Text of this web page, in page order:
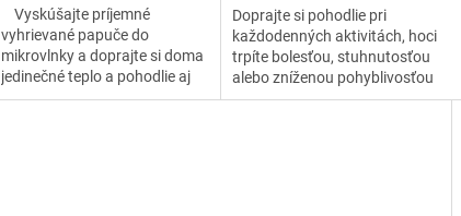
Vyskúšajte príjemné
vyhrievané papuče do
mikrovlnky a doprajte si doma
jedinečné teplo a pohodlie aj
počas chladnejších a zimných
Doprajte si pohodlie pri
každodenných aktivitách, hoci
trpíte bolesťou, stuhnutosťou
alebo zníženou pohyblivosťou
ramena. Magnetickú bandáž